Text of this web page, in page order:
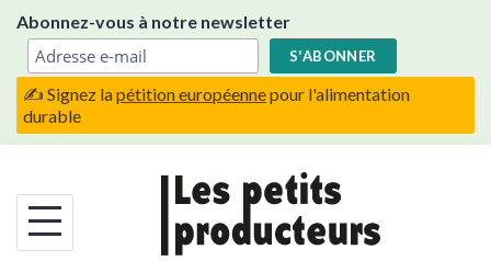
content
Abonnez-vous à notre newsletter
✍️ Signez lapétition européennepour l'alimentation
durable